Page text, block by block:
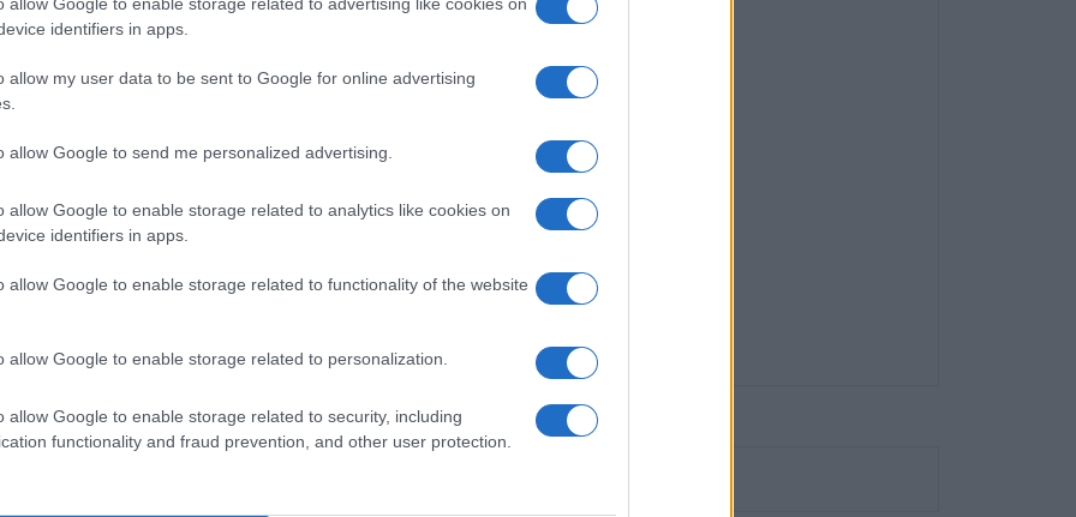
identifiers in apps.
allow my user data to be sent to Google for online advertising
allow Google to send me personalized advertising.
allow Google to enable storage related to analytics like cookies on
identifiers in apps.
allow Google to enable storage related to functionality of the website
allow Google to enable storage related to personalization.
allow Google to enable storage related to security, including
functionality and fraud prevention, and other user protection.